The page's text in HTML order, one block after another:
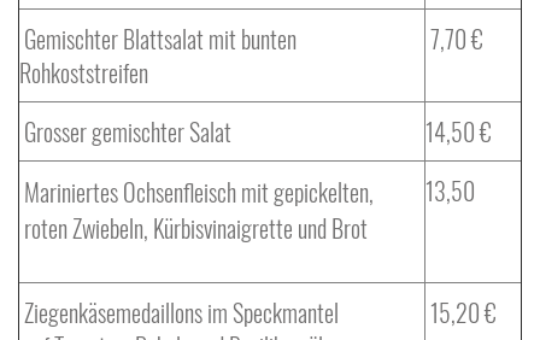
Gemischter Blattsalat mit bunten
Rohkoststreifen
7,70 €
Grosser gemischter Salat
14,50 €
Mariniertes Ochsenfleisch mit gepickelten,
roten Zwiebeln, Kürbisvinaigrette und Brot
13,50
Ziegenkäsemedaillons im Speckmantel
15,20 €